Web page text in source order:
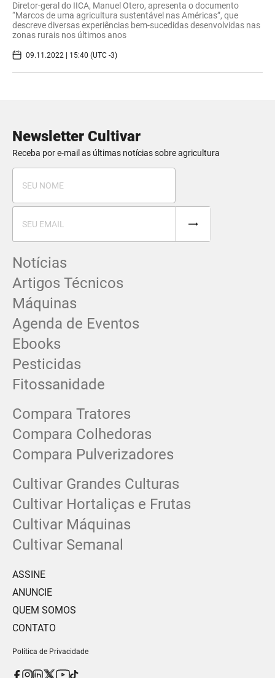
Diretor-geral do IICA, Manuel Otero, apresenta o documento
“Marcos de uma agricultura sustentável nas Américas”, que
descreve diversas experiências bem-sucedidas desenvolvidas nas
zonas rurais nos últimos anos
09.11.2022 | 15:40 (UTC -3)
Newsletter Cultivar
Receba por e-mail as últimas notícias sobre agricultura
Notícias
Artigos Técnicos
Máquinas
Agenda de Eventos
Ebooks
Pesticidas
Fitossanidade
Compara Tratores
Compara Colhedoras
Compara Pulverizadores
Cultivar Grandes Culturas
Cultivar Hortaliças e Frutas
Cultivar Máquinas
Cultivar Semanal
ASSINE
ANUNCIE
QUEM SOMOS
CONTATO
Política de Privacidade